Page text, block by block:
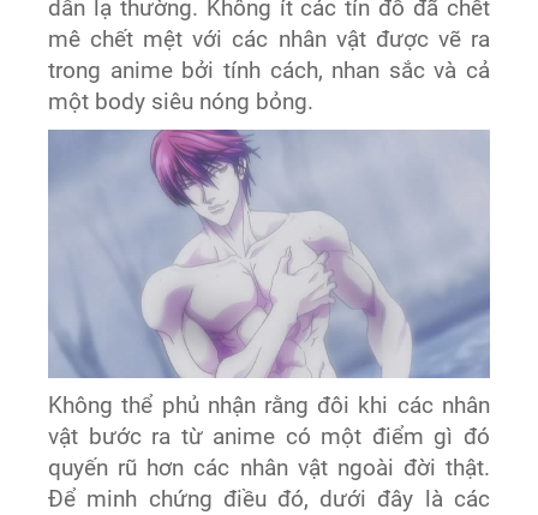
dẫn lạ thường. Không ít các tín đồ đã chết
mê chết mệt với các nhân vật được vẽ ra
trong anime bởi tính cách, nhan sắc và cả
một body siêu nóng bỏng.
Không thể phủ nhận rằng đôi khi các nhân
vật bước ra từ anime có một điểm gì đó
quyến rũ hơn các nhân vật ngoài đời thật.
Để minh chứng điều đó, dưới đây là các